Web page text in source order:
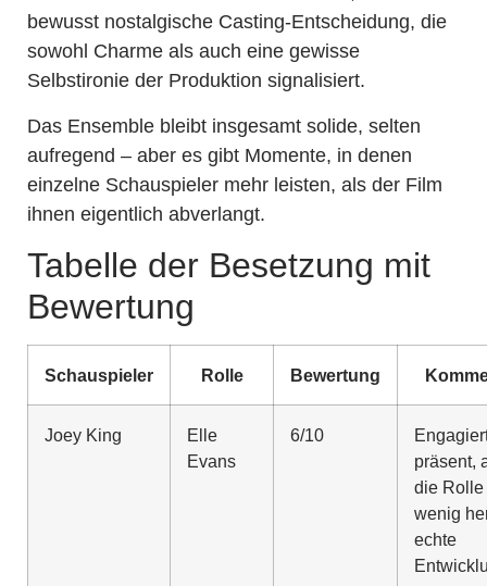
bewusst nostalgische Casting-Entscheidung, die
sowohl Charme als auch eine gewisse
Selbstironie der Produktion signalisiert.
Das Ensemble bleibt insgesamt solide, selten
aufregend – aber es gibt Momente, in denen
einzelne Schauspieler mehr leisten, als der Film
ihnen eigentlich abverlangt.
Tabelle der Besetzung mit
Bewertung
Schauspieler Rolle Bewertung
Joey King
Elle
Evans
6/10
präsent,
die Rolle
wenig
echte